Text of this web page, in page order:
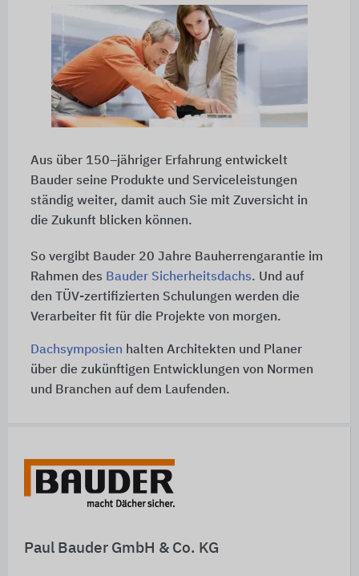
Paul Bauder GmbH & Co. KG
Aus über 150–jähriger Erfahrung entwickelt
Bauder seine Produkte und Serviceleistungen
ständig weiter, damit auch Sie mit Zuversicht in
die Zukunft blicken können.
So vergibt Bauder 20 Jahre Bauherrengarantie im
Rahmen des Bauder Sicherheitsdachs. Und auf
den TÜV-zertifizierten Schulungen werden die
Verarbeiter fit für die Projekte von morgen.
Dachsymposien halten Architekten und Planer
über die zukünftigen Entwicklungen von Normen
und Branchen auf dem Laufenden.
Schnelleinstiege